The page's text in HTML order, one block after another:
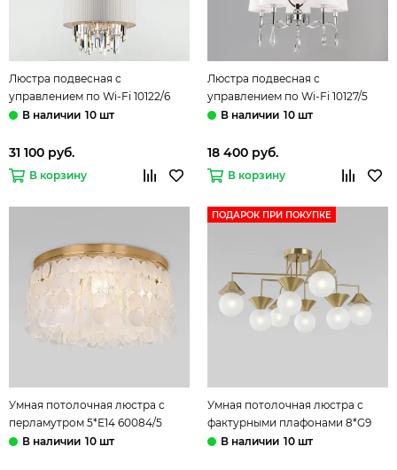
Люстра подвесная с
управлением по Wi-Fi 10122/6
хром/прозрачный хрусталь
Eurosvet
10 шт
31 100 руб.
В корзину
Люстра подвесная с
управлением по Wi-Fi 10127/5
хром/прозрачный хрусталь
10 шт
18 400 руб.
В корзину
Умная потолочная люстра с
перламутром 5*Е14 60084/5
латунь/перламутр Smart Sandra
10 шт
ПОДАРОК ПРИ ПОКУПКЕ
Умная потолочная люстра с
фактурными плафонами 8*G9
a071464 302002/8 латунь Smart
10 шт